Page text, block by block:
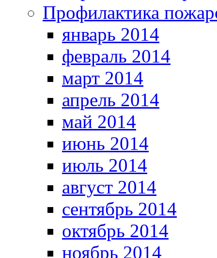
Профилактика
январь 2014
февраль 2014
март 2014
апрель 2014
май 2014
июнь 2014
июль 2014
август 2014
сентябрь 2014
октябрь 2014
ноябрь 2014